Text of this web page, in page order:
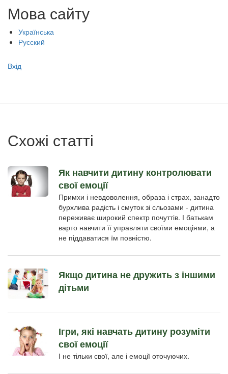
Мова сайту
Українська
Русский
Меню
записи
Вхід
Схожі статті
Як навчити дитину контролювати
свої емоції
Примхи і невдоволення, образа і страх, занадто
бурхлива радість і смуток зі сльозами - дитина
переживає широкий спектр почуттів. І батькам
варто навчити її управляти своїми емоціями, а
не піддаватися їм повністю.
Якщо дитина не дружить з іншими
дітьми
Ігри, які навчать дитину розуміти
свої емоції
І не тільки свої, але і емоції оточуючих.